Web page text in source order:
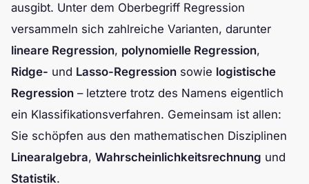
ausgibt. Unter dem Oberbegriff Regression
versammeln sich zahlreiche Varianten, darunter
lineare Regression, polynomielle Regression,
Ridge- und Lasso-Regression sowie logistische
Regression – letztere trotz des Namens eigentlich
ein Klassifikationsverfahren. Gemeinsam ist allen:
Sie schöpfen aus den mathematischen Disziplinen
Linearalgebra, Wahrscheinlichkeitsrechnung und
Statistik.